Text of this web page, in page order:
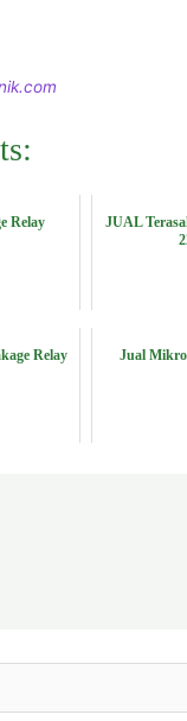
Relay
JUAL
Relay Jual